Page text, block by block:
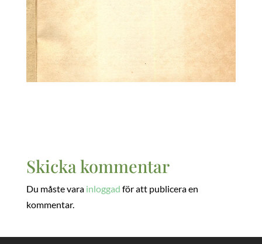
Skicka kommentar
Du måste vara inloggad för att publicera en
kommentar.